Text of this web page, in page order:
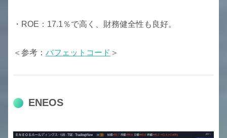
・ROE：17.1％で高く、財務健全性も良好。
＜参考： バフェットコード ＞
ENEOS